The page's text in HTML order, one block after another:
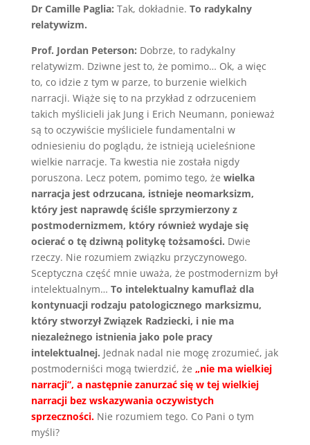
Dr Camille Paglia: Tak, dokładnie. To radykalny
relatywizm.
Prof. Jordan Peterson: Dobrze, to radykalny
relatywizm. Dziwne jest to, że pomimo… Ok, a więc
to, co idzie z tym w parze, to burzenie wielkich
narracji. Wiąże się to na przykład z odrzuceniem
takich myślicieli jak Jung i Erich Neumann, ponieważ
są to oczywiście myśliciele fundamentalni w
odniesieniu do poglądu, że istnieją ucieleśnione
wielkie narracje. Ta kwestia nie została nigdy
poruszona. Lecz potem, pomimo tego, że wielka
narracja jest odrzucana, istnieje neomarksizm,
który jest naprawdę ściśle sprzymierzony z
postmodernizmem, który również wydaje się
ocierać o tę dziwną politykę tożsamości. Dwie
rzeczy. Nie rozumiem związku przyczynowego.
Sceptyczna część mnie uważa, że postmodernizm był
intelektualnym… To intelektualny kamuflaż dla
kontynuacji rodzaju patologicznego marksizmu,
który stworzył Związek Radziecki, i nie ma
niezależnego istnienia jako pole pracy
intelektualnej. Jednak nadal nie mogę zrozumieć, jak
postmoderniści mogą twierdzić, że „nie ma wielkiej
narracji”, a następnie zanurzać się w tej wielkiej
narracji bez wskazywania oczywistych
sprzeczności. Nie rozumiem tego. Co Pani o tym
myśli?